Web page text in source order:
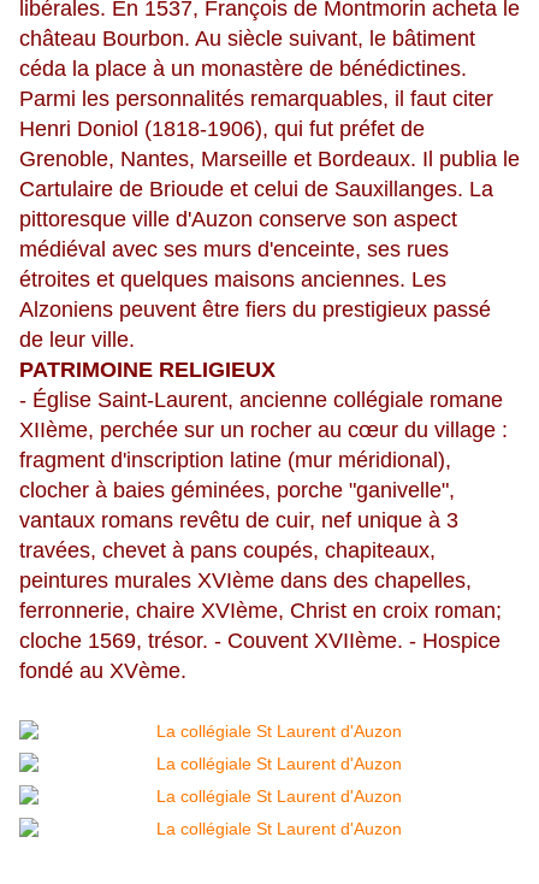
libérales. En 1537, François de Montmorin acheta le
château Bourbon. Au siècle suivant, le bâtiment
céda la place à un monastère de bénédictines.
Parmi les personnalités remarquables, il faut citer
Henri Doniol (1818-1906), qui fut préfet de
Grenoble, Nantes, Marseille et Bordeaux. Il publia le
Cartulaire de Brioude et celui de Sauxillanges. La
pittoresque ville d'Auzon conserve son aspect
médiéval avec ses murs d'enceinte, ses rues
étroites et quelques maisons anciennes. Les
Alzoniens peuvent être fiers du prestigieux passé
de leur ville.
PATRIMOINE RELIGIEUX
- Église Saint-Laurent, ancienne collégiale romane
XIIème, perchée sur un rocher au cœur du village :
fragment d'inscription latine (mur méridional),
clocher à baies géminées, porche "ganivelle",
vantaux romans revêtu de cuir, nef unique à 3
travées, chevet à pans coupés, chapiteaux,
peintures murales XVIème dans des chapelles,
ferronnerie, chaire XVIème, Christ en croix roman;
cloche 1569, trésor. - Couvent XVIIème. - Hospice
fondé au XVème.